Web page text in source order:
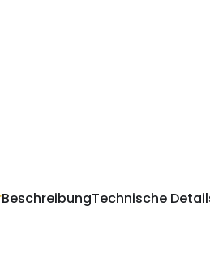
BeschreibungTechnische